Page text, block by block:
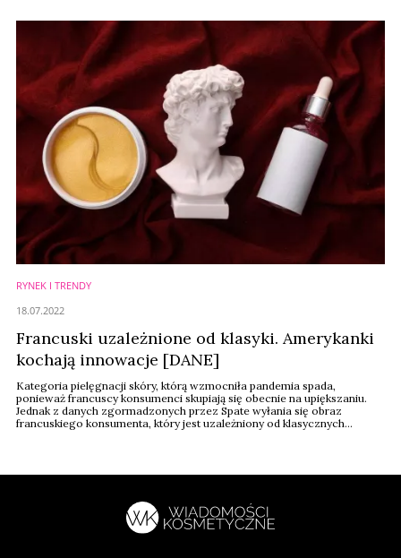
RYNEK I TRENDY
Francuski uzależnione od klasyki. Amerykanki
kochają innowacje [DANE]
Kategoria pielęgnacji skóry, którą wzmocniła pandemia spada,
ponieważ francuscy konsumenci skupiają się obecnie na upiększaniu.
Jednak z danych zgormadzonych przez Spate wyłania się obraz
francuskiego konsumenta, który jest uzależniony od klasycznych
18.07.2022